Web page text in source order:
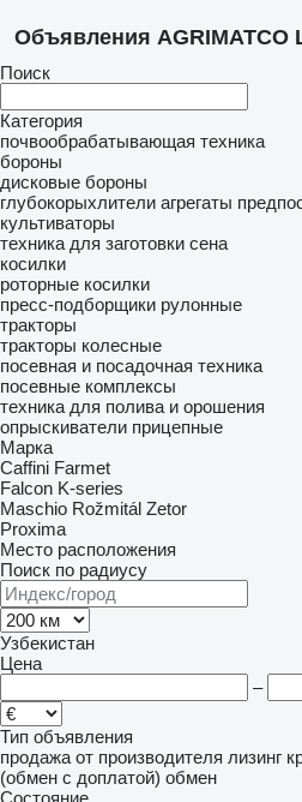
Объявления AGRIMATCO
Поиск
Категория
почвообрабатывающая техника
бороны
дисковые бороны
глубокорыхлители агрегаты
культиваторы
техника для заготовки сена
косилки
роторные косилки
пресс-подборщики рулонные
тракторы
тракторы колесные
посевная и посадочная техника
посевные комплексы
техника для полива и орошения
опрыскиватели прицепные
Марка
Caffini Farmet
Falcon K-series
Maschio Rožmitál Zetor
Proxima
Место расположения
Поиск по радиусу
Узбекистан
Цена
–
Тип объявления
продажа от производителя лизинг
(обмен с доплатой) обмен
Состояние